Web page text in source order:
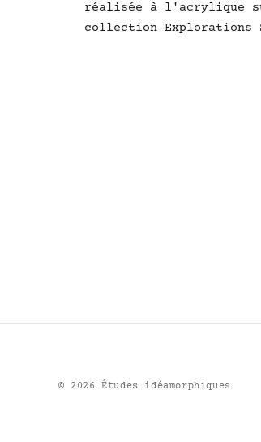
réalisée à l'acrylique
collection Explorations
© 2026 Études idéamorphiques